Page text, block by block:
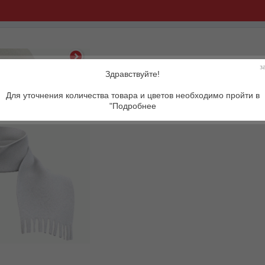
Описание товара:
Здравствуйте!
Для уточнения количества товара и цветов необходимо пройти в
"Подробнее